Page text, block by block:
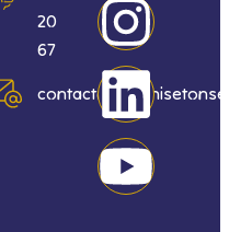
20
67
c
e
b
s
t
a
n
k
e
u
t
u